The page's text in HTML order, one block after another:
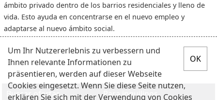
ámbito privado dentro de los barrios residenciales y lleno de
vida. Esto ayuda en concentrarse en el nuevo empleo y
adaptarse al nuevo ámbito social.
Buscar ofertas Para inquilinos
Um Ihr Nutzererlebnis zu verbessern und
Ihnen relevante Informationen zu
präsentieren, werden auf dieser Webseite
Cookies eingesetzt. Wenn Sie diese Seite nutzen,
erklären Sie sich mit der Verwendung von Cookies